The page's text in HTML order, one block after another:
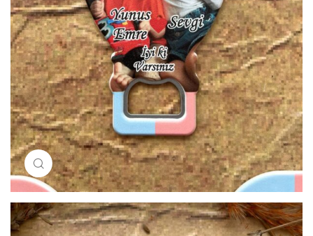
Resimi büyütmek için tıklayın